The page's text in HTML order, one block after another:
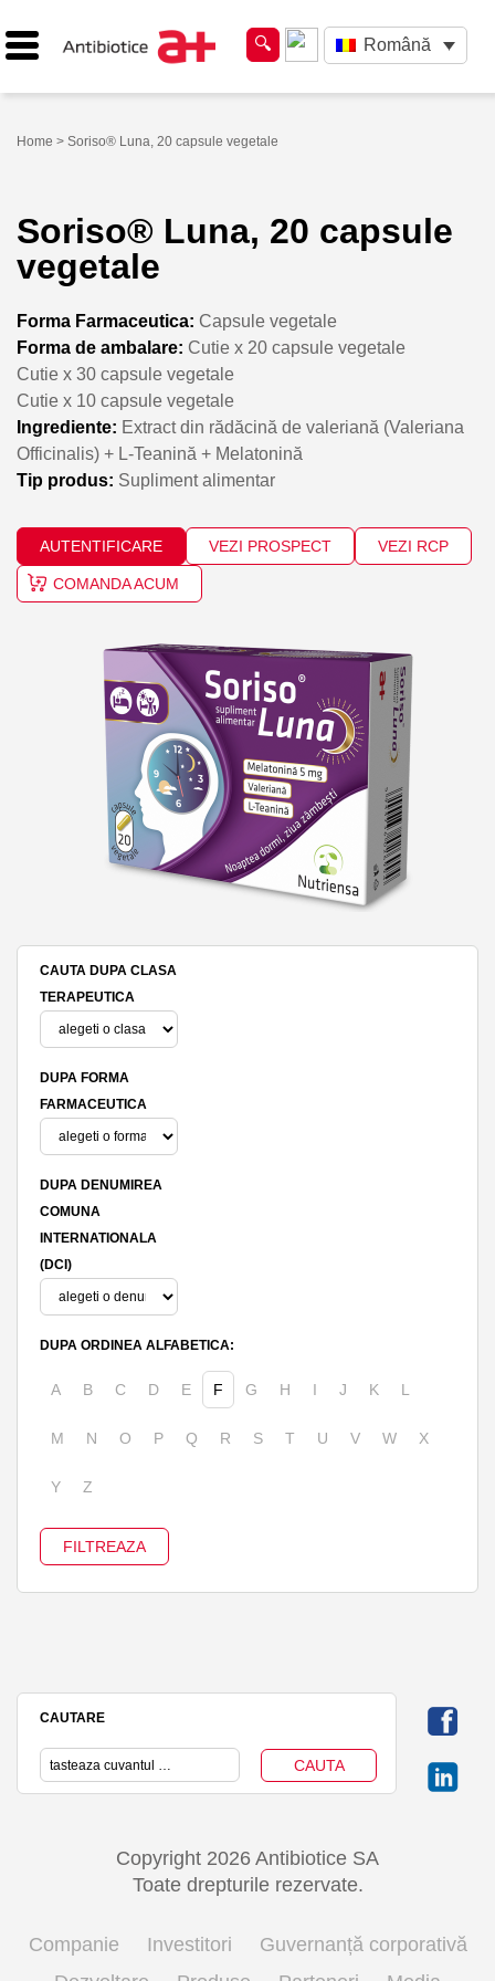
Română
Home > Soriso® Luna, 20 capsule vegetale
Soriso® Luna, 20 capsule
vegetale
Forma Farmaceutica: Capsule vegetale
Forma de ambalare: Cutie x 20 capsule vegetale
Cutie x 30 capsule vegetale
Cutie x 10 capsule vegetale
Ingrediente: Extract din rădăcină de valeriană (Valeriana
Officinalis) + L-Teanină + Melatonină
Tip produs: Supliment alimentar
AUTENTIFICARE VEZI PROSPECT VEZI RCP
COMANDA ACUM
CAUTA DUPA CLASA
TERAPEUTICA
DUPA FORMA
FARMACEUTICA
DUPA DENUMIREA
COMUNA
INTERNATIONALA
(DCI)
DUPA ORDINEA ALFABETICA:
A B C D E F G H I J K L
M N O P Q R S T U V W X
Y Z
CAUTARE
Copyright 2026 Antibiotice SA
Toate drepturile rezervate.
Companie Investitori
Guvernanță corporativă